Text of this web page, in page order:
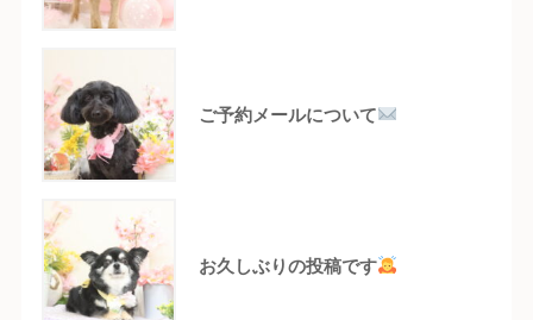
ご予約メールについて
お久しぶりの投稿です